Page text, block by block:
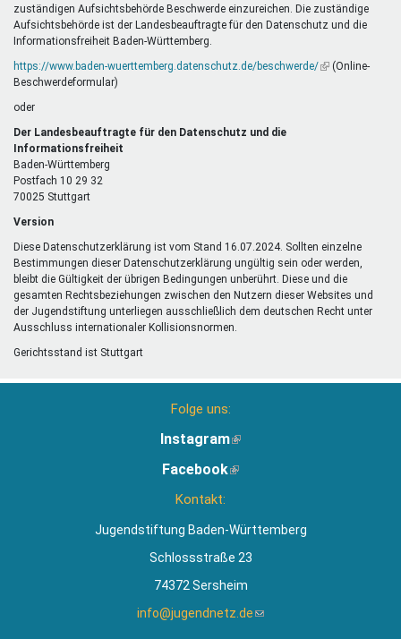
zuständigen Aufsichtsbehörde Beschwerde einzureichen. Die zuständige
Aufsichtsbehörde ist der Landesbeauftragte für den Datenschutz und die
Informationsfreiheit Baden-Württemberg.
https://www.baden-wuerttemberg.datenschutz.de/beschwerde/(Link(Online-
Beschwerdeformular)
oder
Der Landesbeauftragte für den Datenschutz und die
Informationsfreiheit
Baden-Württemberg
Postfach 10 29 32
70025 Stuttgart
Version
Diese Datenschutzerklärung ist vom Stand 16.07.2024. Sollten einzelne
Bestimmungen dieser Datenschutzerklärung ungültig sein oder werden,
bleibt die Gültigkeit der übrigen Bedingungen unberührt. Diese und die
gesamten Rechtsbeziehungen zwischen den Nutzern dieser Websites und
der Jugendstiftung unterliegen ausschließlich dem deutschen Recht unter
Ausschluss internationaler Kollisionsnormen.
Gerichtsstand ist Stuttgart
Folge uns:
Instagram(Link
extern)
Facebook(Link
Kontakt:
Jugendstiftung Baden-Württemberg
Schlossstraße 23
74372 Sersheim
info@jugendnetz.de(Link